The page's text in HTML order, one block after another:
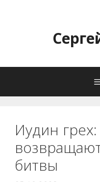
содержимому
Иудин
битвы